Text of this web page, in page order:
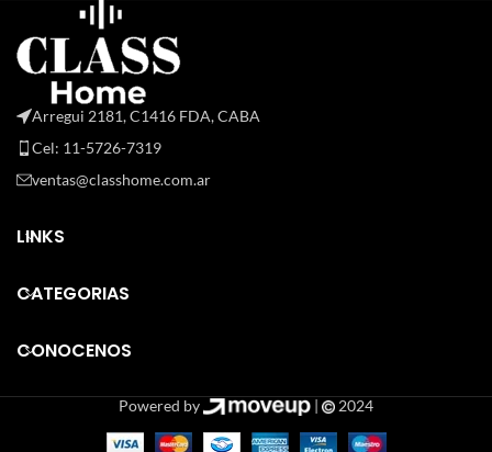
Arregui 2181, C1416 FDA, CABA
Cel: 11-5726-7319
ventas@classhome.com.ar
LINKS
CATEGORIAS
CONOCENOS
Powered by | 2024